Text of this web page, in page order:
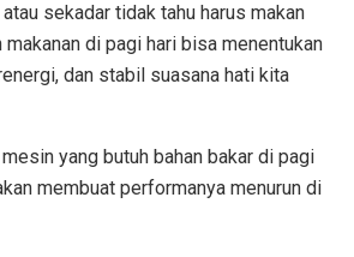
sekadar tidak tahu harus makan
makanan di pagi hari bisa menentukan
dan stabil suasana hati kita
yang butuh bahan bakar di pagi
membuat performanya menurun di